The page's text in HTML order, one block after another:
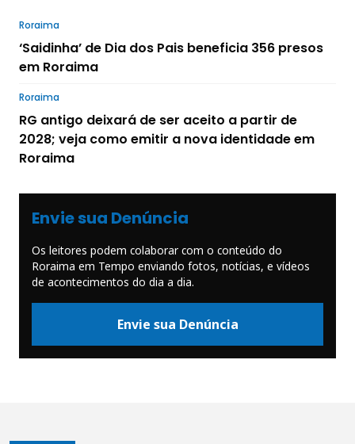
Roraima
‘Saidinha’ de Dia dos Pais beneficia 356 presos
em Roraima
Roraima
RG antigo deixará de ser aceito a partir de
2028; veja como emitir a nova identidade em
Roraima
Envie sua Denúncia
Os leitores podem colaborar com o conteúdo do
Roraima em Tempo enviando fotos, notícias, e vídeos
de acontecimentos do dia a dia.
Envie sua Denúncia